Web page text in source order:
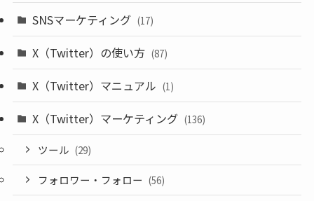
SNSマーケティング (17)
X（Twitter）の使い方 (87)
X（Twitter）マニュアル (1)
X（Twitter）マーケティング (136)
ツール (29)
フォロワー・フォロー (56)